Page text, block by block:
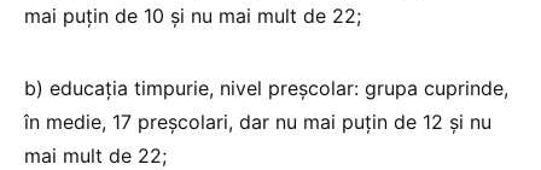
mai puţin de 10 şi nu mai mult de 22;
b) educaţia timpurie, nivel preşcolar: grupa cuprinde,
în medie, 17 preşcolari, dar nu mai puţin de 12 şi nu
mai mult de 22;